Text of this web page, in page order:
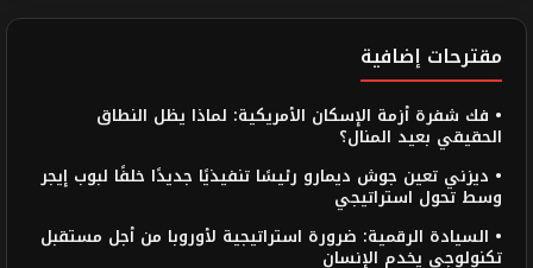
مقترحات إضافية
• فك شفرة أزمة الإسكان الأمريكية: لماذا يظل النطاق
الحقيقي بعيد المنال؟
• ديزني تعين جوش ديمارو رئيسًا تنفيذيًا جديدًا خلفًا لبوب إيجر
وسط تحول استراتيجي
• السيادة الرقمية: ضرورة استراتيجية لأوروبا من أجل مستقبل
تكنولوجي يخدم الإنسان